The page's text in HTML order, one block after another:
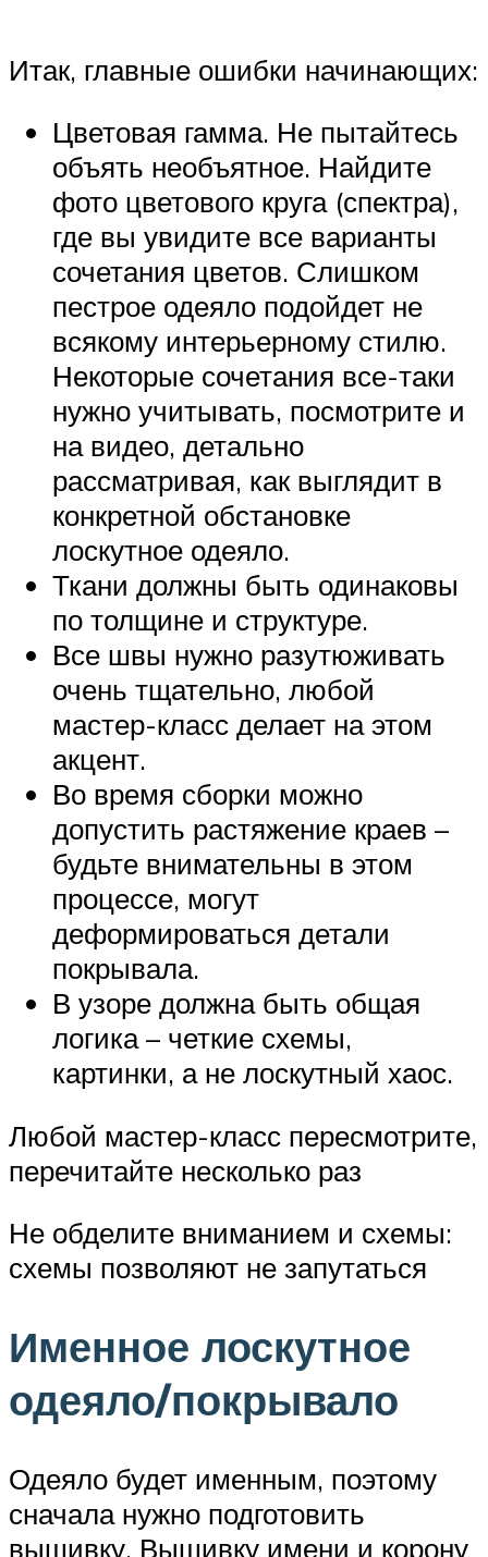
Итак, главные ошибки начинающих:
Цветовая гамма. Не пытайтесь
объять необъятное. Найдите
фото цветового круга (спектра),
где вы увидите все варианты
сочетания цветов. Слишком
пестрое одеяло подойдет не
всякому интерьерному стилю.
Некоторые сочетания все-таки
нужно учитывать, посмотрите и
на видео, детально
рассматривая, как выглядит в
конкретной обстановке
лоскутное одеяло.
Ткани должны быть одинаковы
по толщине и структуре.
Все швы нужно разутюживать
очень тщательно, любой
мастер-класс делает на этом
акцент.
Во время сборки можно
допустить растяжение краев –
будьте внимательны в этом
процессе, могут
деформироваться детали
покрывала.
В узоре должна быть общая
логика – четкие схемы,
картинки, а не лоскутный хаос.
Любой мастер-класс пересмотрите,
перечитайте несколько раз
Не обделите вниманием и схемы:
схемы позволяют не запутаться
Именное лоскутное
одеяло/покрывало
Одеяло будет именным, поэтому
сначала нужно подготовить
вышивку. Вышивку имени и корону